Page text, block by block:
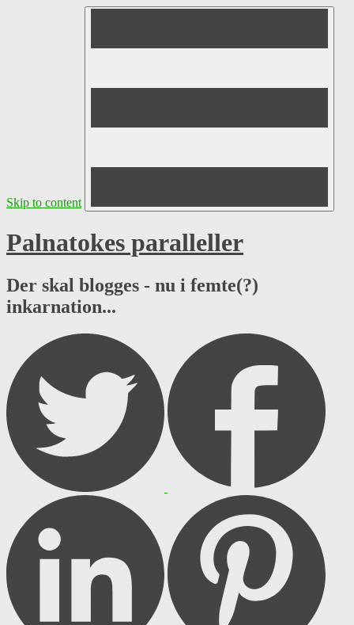
Skip to content
Palnatokes paralleller
Der skal blogges - nu i femte(?)
inkarnation...